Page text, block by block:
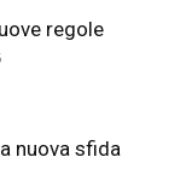
regole
nuova sfida